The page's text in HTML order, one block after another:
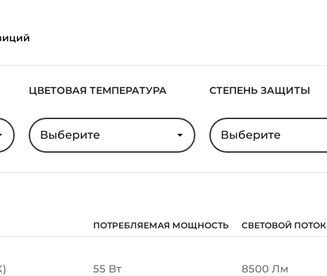
ЦВЕТОВАЯ ТЕМПЕРАТУРА
Выберите
СТЕПЕНЬ ЗАЩИТЫ
Выберите
ПОТРЕБЛЯЕМАЯ МОЩНОСТЬ СВЕТОВОЙ ПОТОК
55 Вт 8500 Лм